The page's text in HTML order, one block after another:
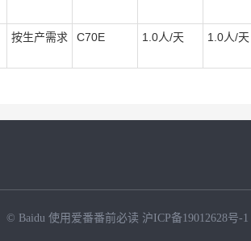
按生产需求 C70E 1.0人/天 1.0人/天
© Baidu 使用爱番番前必读 沪ICP备19012628号-1